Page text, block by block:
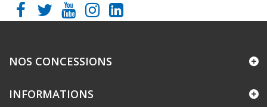
NOS CONCESSIONS
INFORMATIONS